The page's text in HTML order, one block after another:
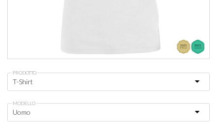
PRODOTTO
MODELLO